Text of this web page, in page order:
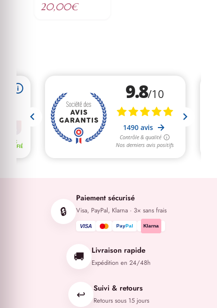
20,00€
🔒
Paiement sécurisé
Visa, PayPal, Klarna · 3× sans frais
VISA PayPal Klarna
🚚 Livraison rapide
Expédition en 24/48h
↩️ Suivi & retours
Retours sous 15 jours